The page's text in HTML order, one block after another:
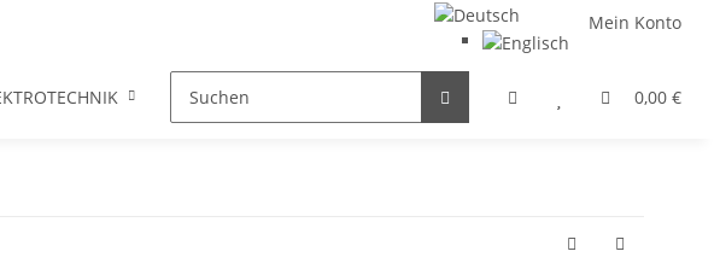
Mein Konto
0,00 €
FILTER / DROSSEL GETRIEBEMOTOREN HYDRAULIK